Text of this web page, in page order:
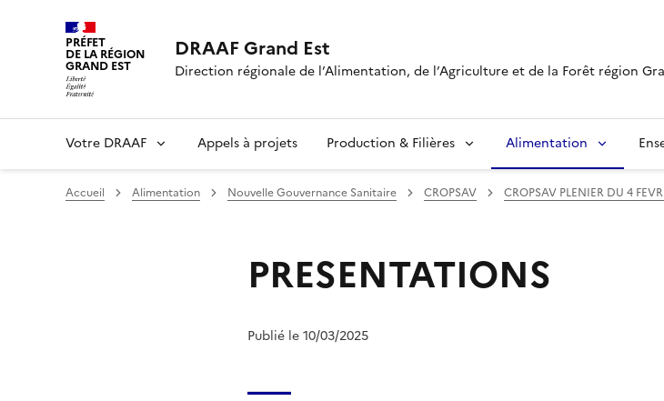
PRÉFET
DE LA RÉGION
GRAND EST
DRAAF Grand Est
Direction régionale de l’Alimentation, de l’Agriculture et de la Forêt région
Votre DRAAF Appels à projets Production & Filières Alimentation
Accueil Alimentation Nouvelle Gouvernance Sanitaire CROPSAV CROPSAV PLENIER DU 4
PRESENTATIONS
Publié le 10/03/2025